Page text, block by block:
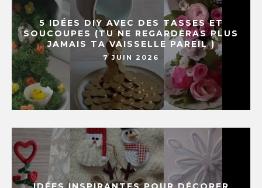
5 IDÉES DIY AVEC DES TASSES ET
SOUCOUPES (TU NE REGARDERAS PLUS
JAMAIS TA VAISSELLE PAREIL )
7 JUIN 2026